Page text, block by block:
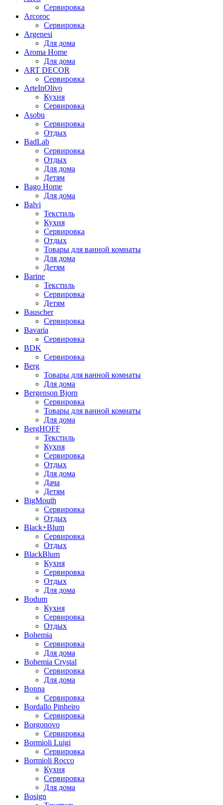
Сервировка
Arcoroc
Сервировка
Argenesi
Для дома
Aroma Home
Для дома
ART DECOR
Сервировка
ArteInOlivo
Кухня
Сервировка
Asobu
Сервировка
Отдых
BadLab
Сервировка
Отдых
Для дома
Детям
Bago Home
Для дома
Balvi
Текстиль
Кухня
Сервировка
Отдых
Товары для ванной комнаты
Для дома
Детям
Barine
Текстиль
Сервировка
Детям
Bauscher
Сервировка
Bavaria
Сервировка
BDK
Сервировка
Berg
Товары для ванной комнаты
Для дома
Bergenson Bjorn
Сервировка
Товары для ванной комнаты
Для дома
BergHOFF
Текстиль
Кухня
Сервировка
Отдых
Для дома
Дача
Детям
BigMouth
Сервировка
Отдых
Black+Blum
Сервировка
Отдых
BlackBlum
Кухня
Сервировка
Отдых
Для дома
Bodum
Кухня
Сервировка
Отдых
Bohemia
Сервировка
Для дома
Bohemia Crystal
Сервировка
Для дома
Bonna
Сервировка
Bordallo Pinheiro
Сервировка
Borgonovo
Сервировка
Bormioli Luigi
Сервировка
Bormioli Rocco
Кухня
Сервировка
Для дома
Bosign